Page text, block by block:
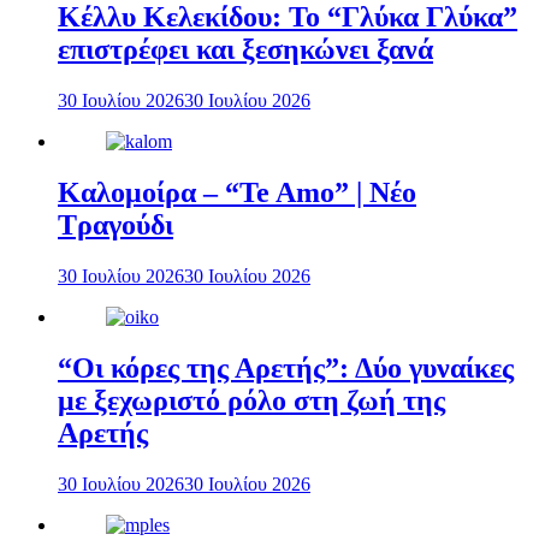
Κέλλυ Κελεκίδου: Το “Γλύκα Γλύκα”
επιστρέφει και ξεσηκώνει ξανά
30 Ιουλίου 202630 Ιουλίου 2026
Καλομοίρα – “Te Amo” | Νέο
Τραγούδι
30 Ιουλίου 202630 Ιουλίου 2026
“Οι κόρες της Αρετής”: Δύο γυναίκες
με ξεχωριστό ρόλο στη ζωή της
Αρετής
30 Ιουλίου 202630 Ιουλίου 2026